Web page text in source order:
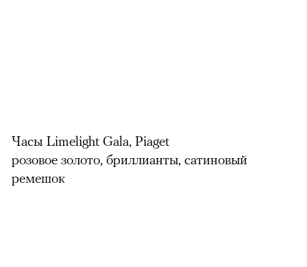
Часы Limelight Gala, Piaget
розовое золото, бриллианты, сатиновый
ремешок